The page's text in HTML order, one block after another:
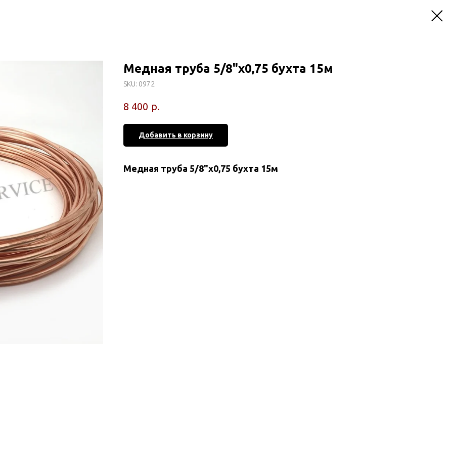
Медная труба 5/8"х0,75 бухта 15м
SKU: 0972
8 400 р.
Добавить в корзину
Медная труба 5/8"х0,75 бухта 15м